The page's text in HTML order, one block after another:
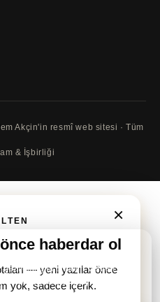
Akçin'in resmî web sitesi · Tüm
& İşbirliği
×
haberdar ol
— yeni yazılar önce
yok, sadece içerik.
gezildiği gibi anonim verileri
veMicrosoft Claritykullanmak